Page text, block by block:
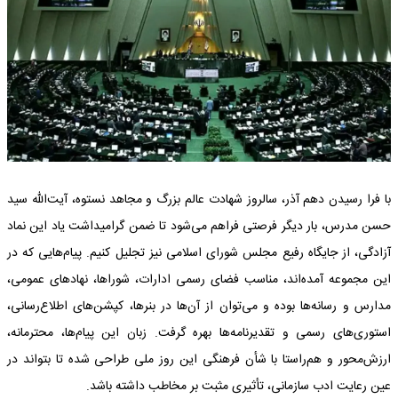
با فرا رسیدن دهم آذر، سالروز شهادت عالم بزرگ و مجاهد نستوه، آیت‌الله سید
حسن مدرس، بار دیگر فرصتی فراهم می‌شود تا ضمن گرامیداشت یاد این نماد
آزادگی، از جایگاه رفیع مجلس شورای اسلامی نیز تجلیل کنیم. پیام‌هایی که در
این مجموعه آمده‌اند، مناسب فضای رسمی ادارات، شوراها، نهادهای عمومی،
مدارس و رسانه‌ها بوده و می‌توان از آن‌ها در بنرها، کپشن‌های اطلاع‌رسانی،
استوری‌های رسمی و تقدیرنامه‌ها بهره گرفت. زبان این پیام‌ها، محترمانه،
ارزش‌محور و هم‌راستا با شأن فرهنگی این روز ملی طراحی شده تا بتواند در
عین رعایت ادب سازمانی، تأثیری مثبت بر مخاطب داشته باشد.